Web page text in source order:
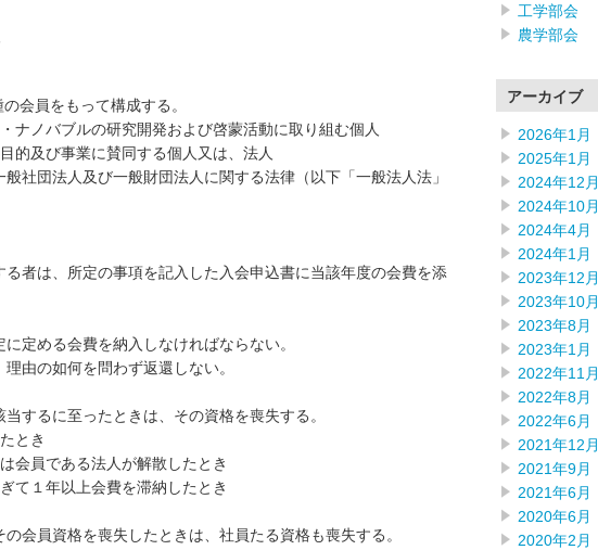
会員をもって構成する。
ナノバブルの研究開発および啓蒙活動に取り組む個人
的及び事業に賛同する個人又は、法人
般社団法人及び一般財団法人に関する法律（以下「一般法人法」
者は、所定の事項を記入した入会申込書に当該年度の会費を添
定める会費を納入しなければならない。
由の如何を問わず返還しない。
するに至ったときは、その資格を喪失する。
とき
会員である法人が解散したとき
て１年以上会費を滞納したとき
会員資格を喪失したときは、社員たる資格も喪失する。
工学部会
農学部会
アーカイブ
2026年1月
2025年1月
2024年12月
2024年10月
2024年4月
2024年1月
2023年12月
2023年10月
2023年8月
2023年1月
2022年11月
2022年8月
2022年6月
2021年12月
2021年9月
2021年6月
2020年6月
2020年2月